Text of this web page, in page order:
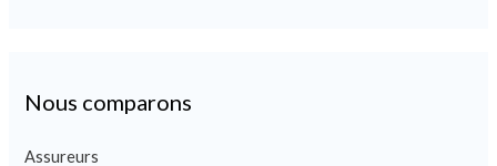
Nous comparons
Assureurs